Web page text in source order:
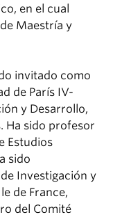
en el cual
Maestría y
invitado como
de París IV-
y Desarrollo,
Ha sido profesor
Estudios
sido
Investigación y
de France,
del Comité